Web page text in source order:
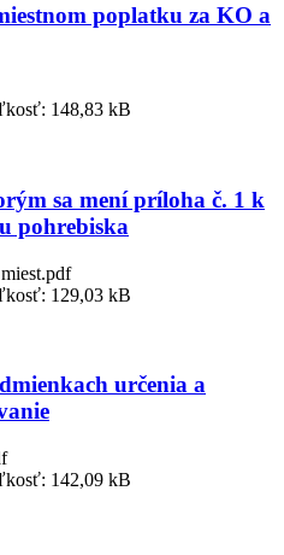
poplatku za KO a
148,83 kB
sa mení príloha č. 1 k
pohrebiska
129,03 kB
určenia a
142,09 kB